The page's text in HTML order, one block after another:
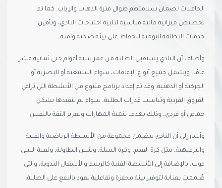
الحافلات لضمان سلامتهم طوال فترة الذهاب والإياب. كما تم
تخصيص ميزانية مالية مناسبة لتلبية احتياجات النادي، وتأمين
خدمات النظافة اليومية للحفاظ على بيئة صحية وآمنة.
وأضاف أن النادي يستقبل الطلبة من عمر ستة أعوام حتى ثمانية عشر
عامًا، ويشمل جميع أنواع الإعاقات، سواء السمعية أو البصرية أو
الحركية أو الذهنية. وقد تم إعداد برنامج متنوع من الأنشطة التي تراعي
الفروق الفردية وتناسب قدرات الطلبة، سواء تم تنفيذها بشكل
جماعي أو فردي، وذلك بهدف تنمية المهارات وتعزيز الثقة بالنفس.
وأشار إلى أن النادي يتضمن مجموعة من الأنشطة الرياضية والفنية
والترفيهية، مثل كرة القدم، وكرة السلة، وتنس الطاولة، ولعبة البيبي
فوت، بالإضافة إلى الأنشطة الفنية كالرسم والأشغال اليدوية، والتي
صُممت بعناية لتوفير بيئة محفزة وتفاعلية تعود بالنفع على الطلبة.